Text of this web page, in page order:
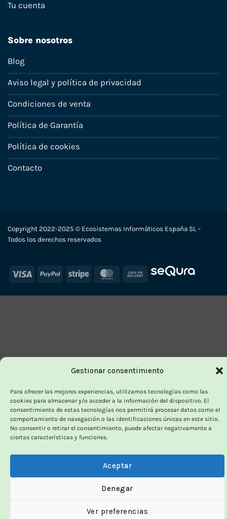
Gestionar consentimiento
Para ofrecer las mejores experiencias, utilizamos tecnologías como las
cookies para almacenar y/o acceder a la información del dispositivo. El
consentimiento de estas tecnologías nos permitirá procesar datos como el
comportamiento de navegación o las identificaciones únicas en este sitio.
No consentir o retirar el consentimiento, puede afectar negativamente a
ciertas características y funciones.
Aceptar
Denegar
Ver preferencias
Tu cuenta
Sobre nosotros
Blog
Aviso legal y política de privacidad
Condiciones de venta
Política de Garantía
Política de cookies
Contacto
Copyright 2022-2025 © Ecosistemas Informáticos España SL –
Todos los derechos reservados
Visa PayPal Stripe MasterCard
Cash